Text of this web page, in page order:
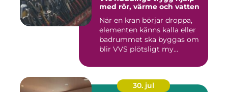
med rör, värme och vatten
När en kran börjar droppa,
elementen känns kalla eller
badrummet ska byggas om
blir VVS plötsligt my...
30. jul